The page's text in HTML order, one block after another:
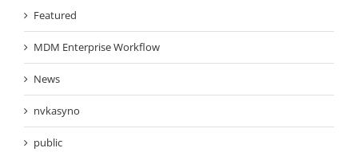
Featured
MDM Enterprise Workflow
News
nvkasyno
public